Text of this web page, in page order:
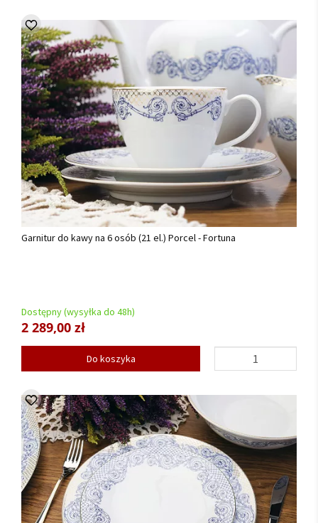
Garnitur do kawy na 6 osób (21 el.) Porcel - Fortuna
Dostępny (wysyłka do 48h)
2 289,00 zł
Do koszyka